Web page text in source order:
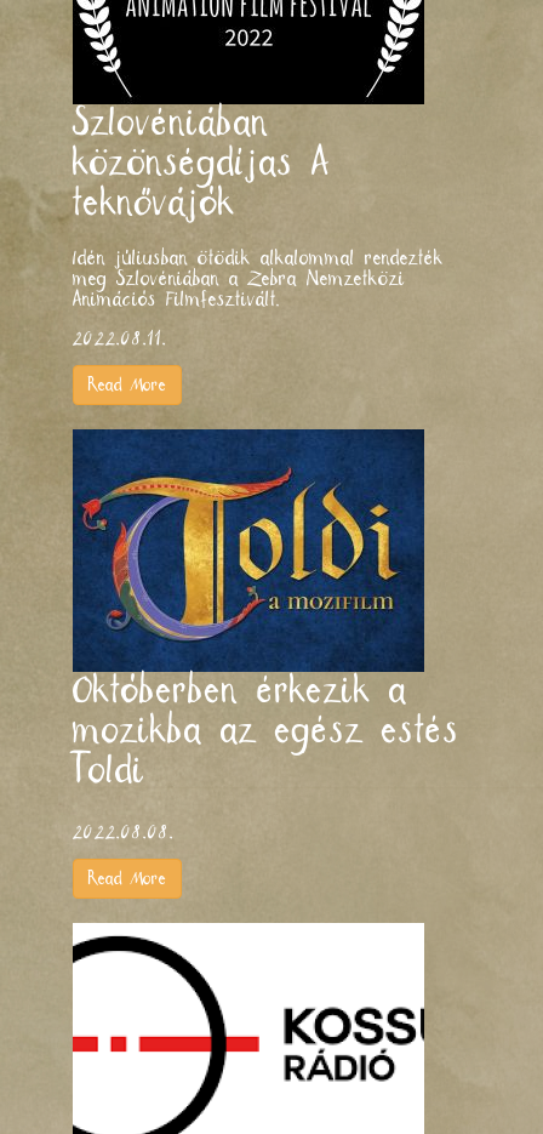
Szlovéniában
közönségdíjas A
teknővájók
Idén júliusban ötödik alkalommal rendezték
meg Szlovéniában a Zebra Nemzetközi
Animációs Filmfesztivált.
2022.08.11.
Read More
Októberben érkezik a
mozikba az egész estés
Toldi
2022.08.08.
Read More